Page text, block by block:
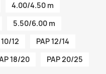
4.00/4.50 m
5.50/6.00 m
12
PAP 12/14
18/20 PAP 20/25